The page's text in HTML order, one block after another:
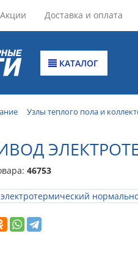
Акции Доставка и оплата
КАТАЛОГ
Узлы теплого пола и
46753